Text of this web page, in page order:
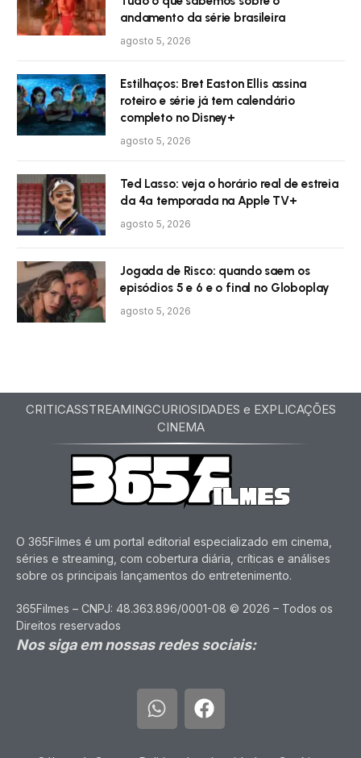
andamento da série brasileira
agosto 5, 2026
Estilhaços: Bret Easton Ellis assina
roteiro e série já tem calendário
completo no Disney+
agosto 5, 2026
Ted Lasso: veja o horário real de estreia
da 4ª temporada na Apple TV+
agosto 5, 2026
Jogada de Risco: quando saem os
episódios 5 e 6 e o final no Globoplay
agosto 5, 2026
CRITICASSTREAMINGCURIOSIDADES e EXPLICAÇÕES
CINEMA
O 365Filmes é um portal editorial especializado em cinema,
séries e streaming, com cobertura diária, críticas e análises
sobre os principais lançamentos do entretenimento.
365Filmes – CNPJ: 48.363.896/0001-08 © 2026 – Todos os
Direitos reservados
Nos siga em nossas redes sociais: